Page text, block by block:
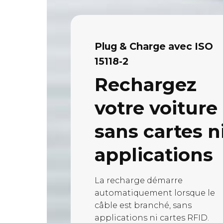
Plug & Charge avec ISO
15118-2
Rechargez
votre voiture
sans cartes
applications
La recharge démarre
automatiquement lorsque le
câble est branché, sans
applications ni cartes RFID.